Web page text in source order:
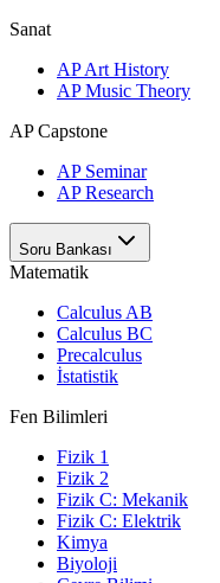
Sanat
AP Art History
AP Music Theory
AP Capstone
AP Seminar
AP Research
Soru Bankası
Matematik
Calculus AB
Calculus BC
Precalculus
İstatistik
Fen Bilimleri
Fizik 1
Fizik 2
Fizik C: Mekanik
Fizik C: Elektrik
Kimya
Biyoloji